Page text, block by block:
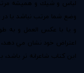
لباس و شيك و هميشه
وضع شما مرتب نباشد يا
و يا با عكس العمل و به
اعتراض خود نشان مي
اين كتاب شاعرانه تر باشد،